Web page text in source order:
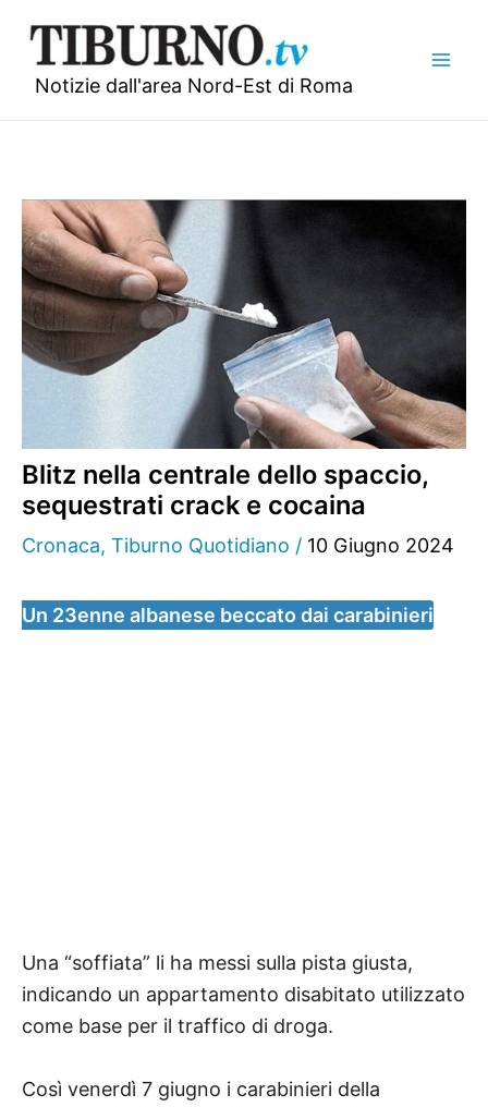
contenuto
Notizie dall'area Nord-Est di Roma
Blitz nella centrale dello spaccio,
sequestrati crack e cocaina
Cronaca, Tiburno Quotidiano / 10 Giugno 2024
Un 23enne albanese beccato dai carabinieri
Una “soffiata” li ha messi sulla pista giusta,
indicando un appartamento disabitato utilizzato
come base per il traffico di droga.
Così venerdì 7 giugno i carabinieri della